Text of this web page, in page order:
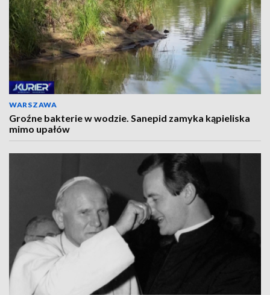
WARSZAWA
Groźne bakterie w wodzie. Sanepid zamyka kąpieliska
mimo upałów